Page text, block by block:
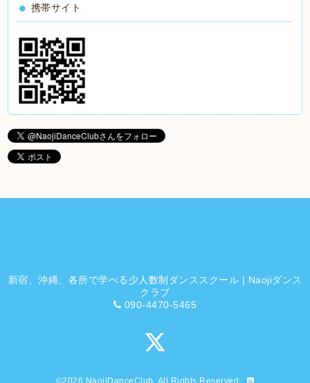
携帯サイト
新宿、沖縄、各所で学べる少人数制ダンススクール | Naojiダンス
クラブ
090-4470-5465
©2026 NaojiDanceClub . All Rights Reserved.